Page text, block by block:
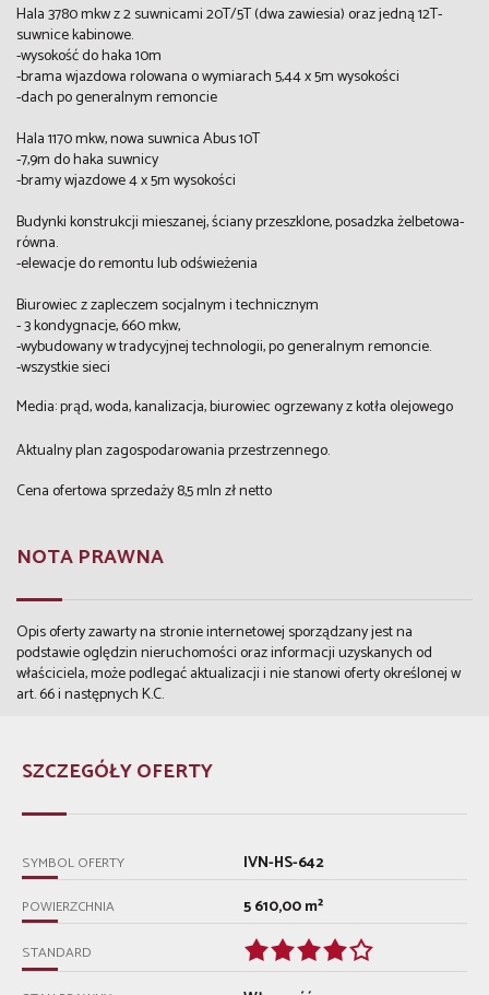
Hala 3780 mkw z 2 suwnicami 20T/5T (dwa zawiesia) oraz jedną 12T-
suwnice kabinowe.
-wysokość do haka 10m
-brama wjazdowa rolowana o wymiarach 5,44 x 5m wysokości
-dach po generalnym remoncie
Hala 1170 mkw, nowa suwnica Abus 10T
-7,9m do haka suwnicy
-bramy wjazdowe 4 x 5m wysokości
Budynki konstrukcji mieszanej, ściany przeszklone, posadzka żelbetowa-
równa.
-elewacje do remontu lub odświeżenia
Biurowiec z zapleczem socjalnym i technicznym
- 3 kondygnacje, 660 mkw,
-wybudowany w tradycyjnej technologii, po generalnym remoncie.
-wszystkie sieci
Media: prąd, woda, kanalizacja, biurowiec ogrzewany z kotła olejowego
Aktualny plan zagospodarowania przestrzennego.
Cena ofertowa sprzedaży 8,5 mln zł netto
NOTA PRAWNA
Opis oferty zawarty na stronie internetowej sporządzany jest na
podstawie oględzin nieruchomości oraz informacji uzyskanych od
właściciela, może podlegać aktualizacji i nie stanowi oferty określonej w
art. 66 i następnych K.C.
SZCZEGÓŁY OFERTY
SYMBOL OFERTY IVN-HS-642
POWIERZCHNIA 5 610,00 m²
STANDARD